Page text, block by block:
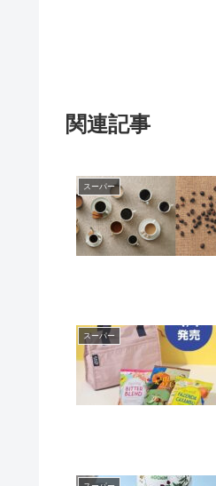
関連記事
スーパー
スーパー